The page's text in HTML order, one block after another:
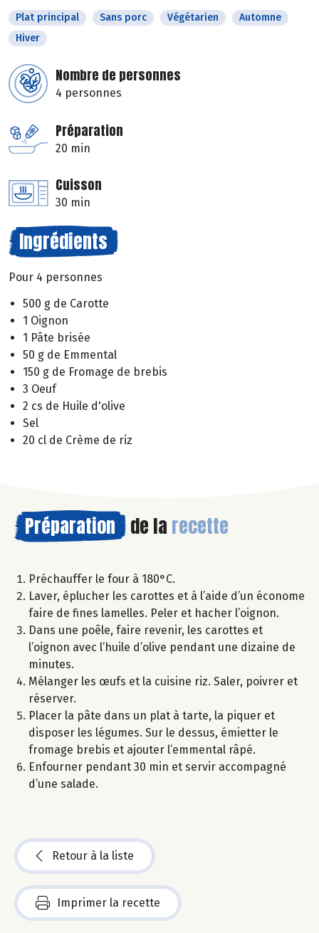
Plat principal Sans porc Végétarien
Automne
Hiver
Nombre de personnes
4 personnes
Préparation
20 min
Cuisson
30 min
Ingrédients
Pour 4 personnes
500 g de Carotte
1 Oignon
1 Pâte brisée
50 g de Emmental
150 g de Fromage de brebis
3 Oeuf
2 cs de Huile d'olive
Sel
20 cl de Crème de riz
Préparation de la recette
Préchauffer le four à 180°C.
Laver, éplucher les carottes et à l’aide d’un économe
faire de fines lamelles. Peler et hacher l’oignon.
Dans une poêle, faire revenir, les carottes et
l’oignon avec l’huile d’olive pendant une dizaine de
minutes.
Mélanger les œufs et la cuisine riz. Saler, poivrer et
réserver.
Placer la pâte dans un plat à tarte, la piquer et
disposer les légumes. Sur le dessus, émietter le
fromage brebis et ajouter l’emmental râpé.
Enfourner pendant 30 min et servir accompagné
d’une salade.
Retour à la liste
Imprimer la recette